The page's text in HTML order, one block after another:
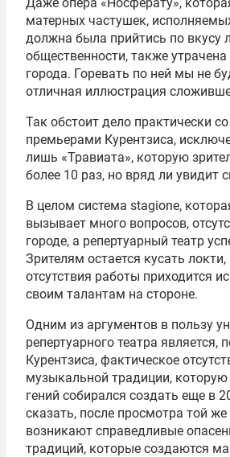
матерных частушек,
должна была прийтись по вкусу
общественности, также
города. Горевать по ней мы не
отличная иллюстрация
Так обстоит дело практически
премьерами Курентзиса,
лишь «Травиата», которую
более 10 раз, но вряд ли увидит
В целом система stagione,
вызывает много вопросов,
городе, а репертуарный театр
Зрителям остается кусать
отсутствия работы приходится
своим талантам на стороне.
Одним из аргументов в пользу
репертуарного театра является,
Курентзиса, фактическое
музыкальной традиции,
гений собирался создать еще в
сказать, после просмотра той
возникают справедливые
традиций, которые создаются